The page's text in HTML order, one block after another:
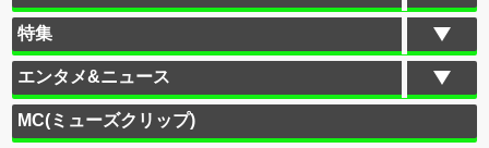
特集
エンタメ&ニュース
MC(ミューズクリップ)